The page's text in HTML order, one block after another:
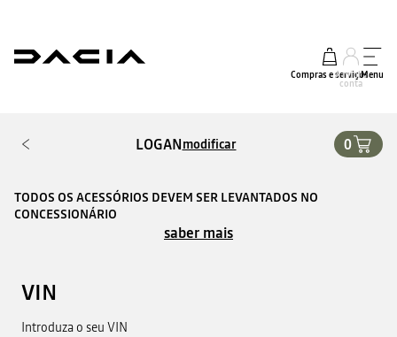
Compras e serviços
A minha
conta
Menu
LOGANmodificar 0
TODOS OS ACESSÓRIOS DEVEM SER LEVANTADOS NO
CONCESSIONÁRIO
saber mais
VIN
Introduza o seu VIN